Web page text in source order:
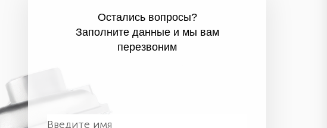
Остались вопросы?
Заполните данные и мы вам
перезвоним